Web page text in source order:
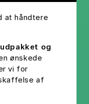
at håndtere
udpakket og
ønskede
vi for
af